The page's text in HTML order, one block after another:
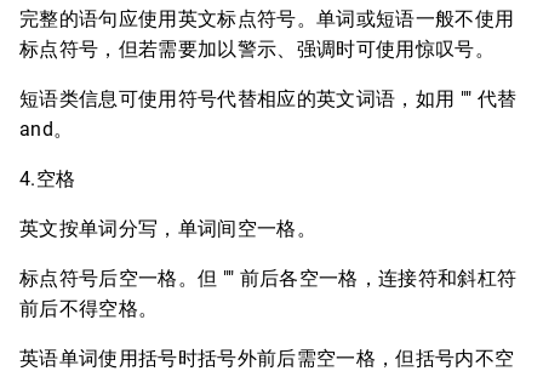
完整的语句应使用英文标点符号。单词或短语一般不使用
标点符号，但若需要加以警示、强调时可使用惊叹号。
短语类信息可使用符号代替相应的英文词语，如用 "" 代替
and。
4.空格
英文按单词分写，单词间空一格。
标点符号后空一格。但 "" 前后各空一格，连接符和斜杠符
前后不得空格。
英语单词使用括号时括号外前后需空一格，但括号内不空